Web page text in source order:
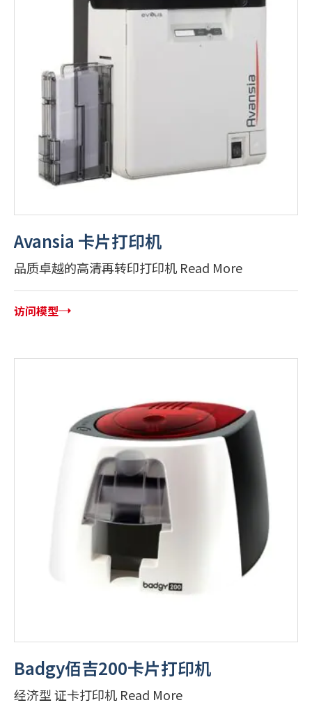
Avansia 卡片打印机
品质卓越的高清再转印打印机 Read More
访问模型
Badgy佰吉200卡片打印机
经济型 证卡打印机 Read More